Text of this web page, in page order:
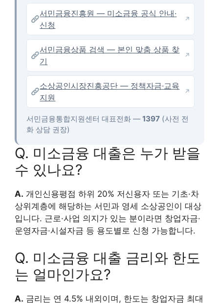
서민금융진흥원 — 미소금융 공식 안내·
신청
↗
서민금융상품 검색 — 본인 맞춤 상품 찾
기
↗
소상공인시장진흥공단 — 정책자금·교육
지원
↗
서민금융통합지원센터 대표전화 —1397 (사전 전
화 상담 권장)
Q. 미소금융 대출은 누가 받을
수 있나요?
A. 개인신용평점 하위 20% 저신용자 또는 기초·차
상위계층에 해당하는 서민과 영세 소상공인이 대상
입니다. 근로·사업 의지가 있는 분이라면 창업자금·
운영자금·시설자금 등 용도별로 신청 가능합니다.
Q. 미소금융 대출 금리와 한도
는 얼마인가요?
A. 금리는 연 4.5% 내외이며, 한도는 창업자금 최대